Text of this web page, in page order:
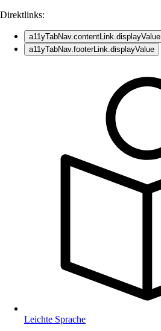
Direktlinks:
a11yTabNav.contentLink.displayValue
a11yTabNav.footerLink.displayValue
Leichte Sprache